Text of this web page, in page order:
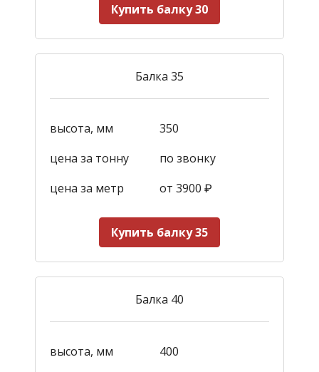
Купить балку 30
Балка 35
высота, мм
350
цена за тонну
по звонку
цена за метр
от 3900 ₽
Купить балку 35
Балка 40
высота, мм 400